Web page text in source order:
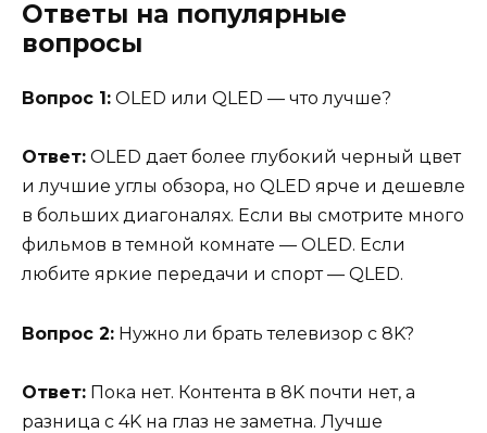
Ответы на популярные
вопросы
Вопрос 1: OLED или QLED — что лучше?
Ответ: OLED дает более глубокий черный цвет
и лучшие углы обзора, но QLED ярче и дешевле
в больших диагоналях. Если вы смотрите много
фильмов в темной комнате — OLED. Если
любите яркие передачи и спорт — QLED.
Вопрос 2: Нужно ли брать телевизор с 8K?
Ответ: Пока нет. Контента в 8K почти нет, а
разница с 4K на глаз не заметна. Лучше